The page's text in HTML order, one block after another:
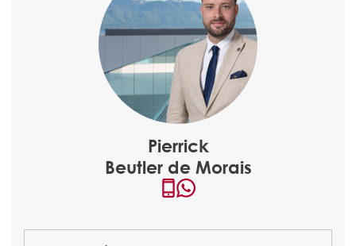
Pierrick
Beutler de Morais